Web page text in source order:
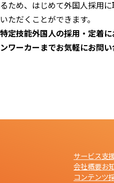
るため、はじめて外国人採用
いただくことができます。
特定技能外国人の採用・定着
ンワーカーまでお気軽にお問い
サービス支
会社概要お
コンテンツ